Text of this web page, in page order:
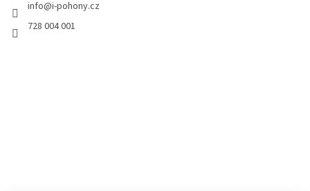
info@i-pohony.cz
728 004 001